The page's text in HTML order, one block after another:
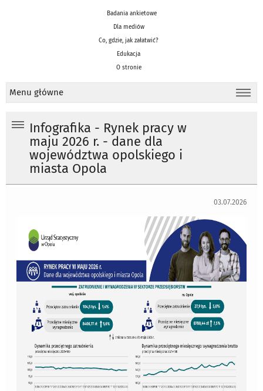
Badania ankietowe
Dla mediów
Co, gdzie, jak załatwić?
Edukacja
O stronie
Menu główne
Infografika - Rynek pracy w
maju 2026 r. - dane dla
województwa opolskiego i
miasta Opola
03.07.2026